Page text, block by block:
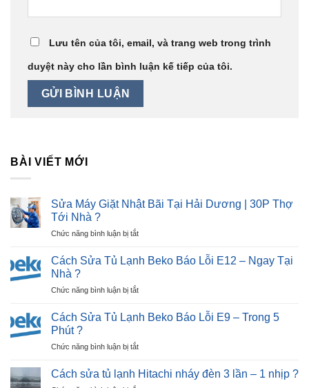
Lưu tên của tôi, email, và trang web trong trình
duyệt này cho lần bình luận kế tiếp của tôi.
BÀI VIẾT MỚI
Sửa Máy Giặt Nhật Bãi Tại Hải Dương | 30P Thợ
Tới Nhà ?
Chức năng bình luận bị tắtở
Máy
Bãi
Hải
30P
Tới
Cách Sửa Tủ Lạnh Beko Báo Lỗi E12 – Ngay Tại
Nhà ?
Chức năng bình luận bị tắtở
Sửa
Beko
Lỗi
Cách Sửa Tủ Lạnh Beko Báo Lỗi E9 – Trong 5
Phút ?
Chức năng bình luận bị tắtở
Sửa
Cách sửa tủ lạnh Hitachi nháy đèn 3 lần – 1 nhịp ?